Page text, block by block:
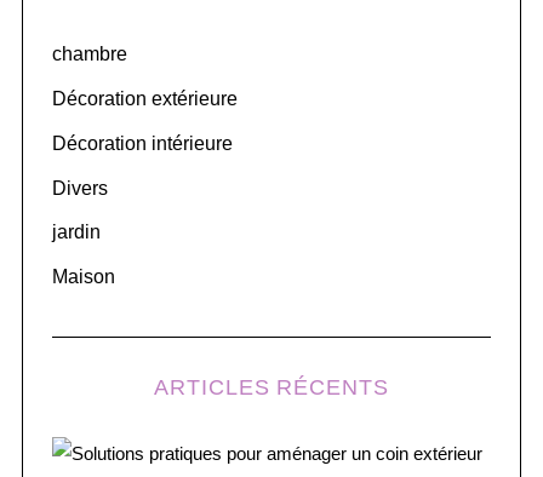
f
o
:
chambre
Décoration extérieure
Décoration intérieure
Divers
jardin
Maison
ARTICLES RÉCENTS